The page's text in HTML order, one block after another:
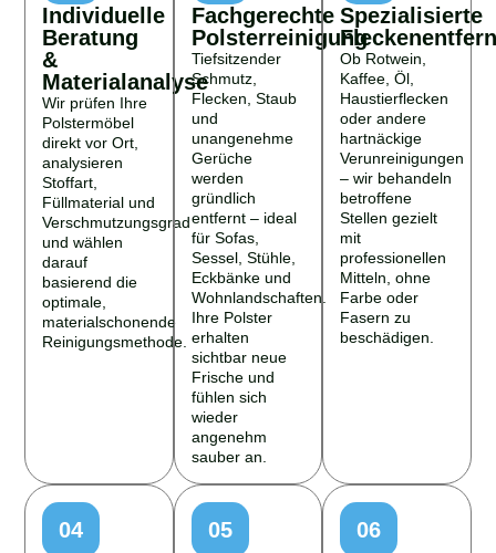
Individuelle
Beratung
&
Materialanalyse
Wir prüfen Ihre
Polstermöbel
direkt vor Ort,
analysieren
Stoffart,
Füllmaterial und
Verschmutzungsgrad
und wählen
darauf
basierend die
optimale,
materialschonende
Reinigungsmethode.
Fachgerechte
Polsterreinigung
Tiefsitzender
Schmutz,
Flecken, Staub
und
unangenehme
Gerüche
werden
gründlich
entfernt – ideal
für Sofas,
Sessel, Stühle,
Eckbänke und
Wohnlandschaften.
Ihre Polster
erhalten
sichtbar neue
Frische und
fühlen sich
wieder
angenehm
sauber an.
Spezialisierte
Ob Rotwein,
Kaffee, Öl,
Haustierflecken
oder andere
hartnäckige
Verunreinigungen
– wir behandeln
betroffene
Stellen gezielt
mit
professionellen
Mitteln, ohne
Farbe oder
Fasern zu
beschädigen.
04
05
06